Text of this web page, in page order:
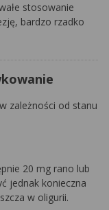
stosowanie
bardzo rzadko
zależności od stanu
20 mg rano lub
jednak konieczna
w oligurii.